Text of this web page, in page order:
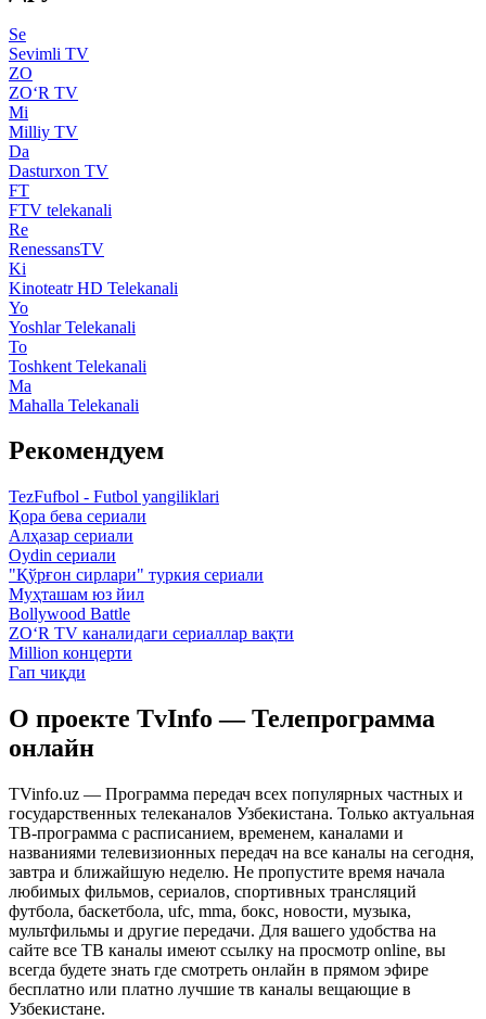
Se
Sevimli TV
ZO
ZO‘R TV
Mi
Milliy TV
Da
Dasturxon TV
FT
FTV telekanali
Re
RenessansTV
Ki
Kinoteatr HD Telekanali
Yo
Yoshlar Telekanali
To
Toshkent Telekanali
Ma
Mahalla Telekanali
Рекомендуем
TezFufbol - Futbol yangiliklari
Қора бева сериали
Алҳазар сериали
Oydin сериали
"Қўрғон сирлари" туркия сериали
Муҳташам юз йил
Bollywood Battle
ZO‘R TV каналидаги сериаллар вақти
Million концерти
Гап чиқди
О проекте TvInfo — Телепрограмма
онлайн
TVinfo.uz — Программа передач всех популярных частных и
государственных телеканалов Узбекистана. Только актуальная
ТВ-программа с расписанием, временем, каналами и
названиями телевизионных передач на все каналы на сегодня,
завтра и ближайшую неделю. Не пропустите время начала
любимых фильмов, сериалов, спортивных трансляций
футбола, баскетбола, ufc, mma, бокс, новости, музыка,
мультфильмы и другие передачи. Для вашего удобства на
сайте все ТВ каналы имеют ссылку на просмотр online, вы
всегда будете знать где смотреть онлайн в прямом эфире
бесплатно или платно лучшие тв каналы вещающие в
Узбекистане.